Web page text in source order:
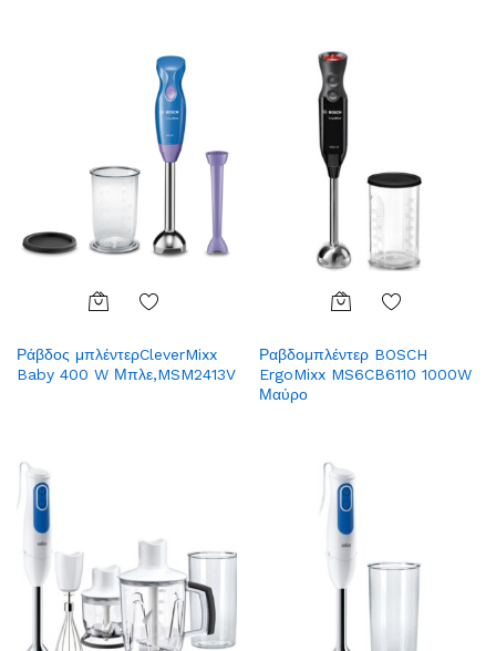
to
Wish
Ράβδος μπλέντερCleverMixx
Baby 400 W Μπλε,MSM2413V
to
Wish
Ραβδομπλέντερ BOSCH
ErgoMixx MS6CB6110 1000W
Μαύρο